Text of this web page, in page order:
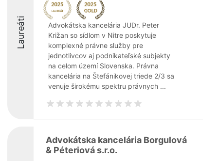
Laureáti
Advokátska kancelária JUDr. Peter
Križan so sídlom v Nitre poskytuje
komplexné právne služby pre
jednotlivcov aj podnikateľské subjekty
na celom území Slovenska. Právna
kancelária na Štefánikovej triede 2/3 sa
venuje širokému spektru právnych ...
Advokátska kancelária Borgulová
& Péteriová s.r.o.